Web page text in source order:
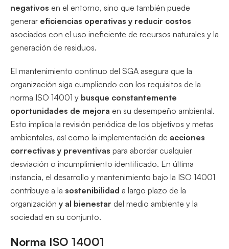
negativos en el entorno, sino que también puede
generar eficiencias operativas y reducir costos
asociados con el uso ineficiente de recursos naturales y la
generación de residuos.
El mantenimiento continuo del SGA asegura que la
organización siga cumpliendo con los requisitos de la
norma ISO 14001 y busque constantemente
oportunidades de mejora en su desempeño ambiental.
Esto implica la revisión periódica de los objetivos y metas
ambientales, así como la implementación de acciones
correctivas y preventivas para abordar cualquier
desviación o incumplimiento identificado. En última
instancia, el desarrollo y mantenimiento bajo la ISO 14001
contribuye a la sostenibilidad a largo plazo de la
organización y al bienestar del medio ambiente y la
sociedad en su conjunto.
Norma ISO 14001